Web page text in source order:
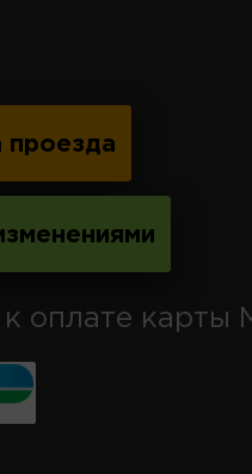
проезда
к оплате карты